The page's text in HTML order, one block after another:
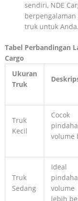
sendiri, NDE
truk untuk Anda.
Tabel Perbandingan
Cargo
Ukuran
Truk
Truk
Kecil
volume
Truk
Sedang
Ideal
lebih